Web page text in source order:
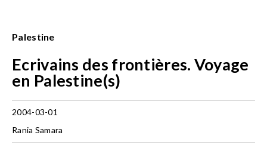
Palestine
Ecrivains des frontières. Voyage
en Palestine(s)
2004-03-01
Rania Samara